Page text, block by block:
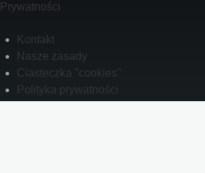
Prywatności
FooterKontakt
Nasze zasady
Ciasteczka "cookies"
Polityka prywatności